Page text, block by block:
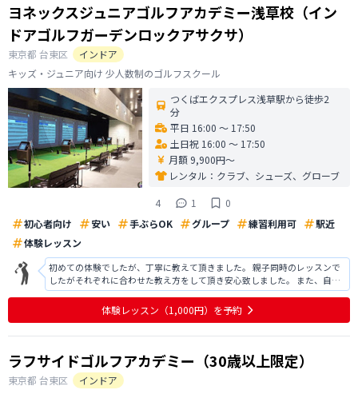
ヨネックスジュニアゴルフアカデミー浅草校（イン
ドアゴルフガーデンロックアサクサ）
東京都 台東区
インドア
キッズ・ジュニア向け 少人数制のゴルフスクール
つくばエクスプレス浅草駅から徒歩2
分
平日 16:00 〜 17:50
土日祝 16:00 〜 17:50
月額 9,900円〜
レンタル： クラブ、シューズ、グローブ
4
1
0
初心者向け
安い 手ぶらOK グループ 練習利用可
駅近
体験レッスン
初めての体験でしたが、丁寧に教えて頂きました。 親子同時のレッスンで
したがそれぞれに合わせた教え方をして頂き安心致しました。 また、自宅
の最寄り駅から1本で最寄り駅まで行けますし、駅からも近く、安心して通
える場所だと思いました。 娘も楽しかったようで、4年生から通いたいと言
っております。 親子で
体験レッスン （1,000円） を予約
ラフサイドゴルフアカデミー（30歳以上限定）
東京都 台東区
インドア